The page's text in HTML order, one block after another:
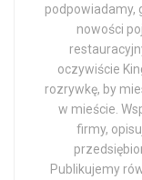
podpowiadamy,
nowości
oczywiście
rozrywkę, by
w mieście.
firmy,
Publikujemy